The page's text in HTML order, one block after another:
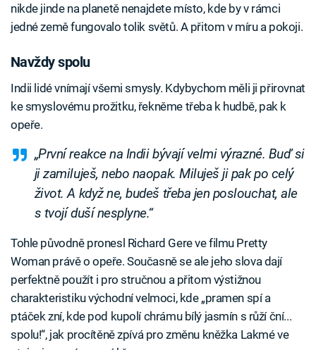
nikde jinde na planetě nenajdete místo, kde by v rámci
jedné země fungovalo tolik světů. A přitom v míru a pokoji.
Navždy spolu
Indii lidé vnímají všemi smysly. Kdybychom měli ji přirovnat
ke smyslovému prožitku, řekněme třeba k hudbě, pak k
opeře.
„První reakce na Indii bývají velmi výrazné. Buď si
ji zamiluješ, nebo naopak. Miluješ ji pak po celý
život. A když ne, budeš třeba jen poslouchat, ale
s tvojí duší nesplyne.“
Tohle původně pronesl Richard Gere ve filmu Pretty
Woman právě o opeře. Současně se ale jeho slova dají
perfektně použít i pro stručnou a přitom výstižnou
charakteristiku východní velmoci, kde „pramen spí a
ptáček zní, kde pod kupolí chrámu bílý jasmín s růží ční...
spolu!“, jak procítěně zpívá pro změnu kněžka Lakmé ve